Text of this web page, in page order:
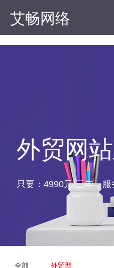
艾畅网络
外贸网
只要：4990元/三年，服
全部 外贸型